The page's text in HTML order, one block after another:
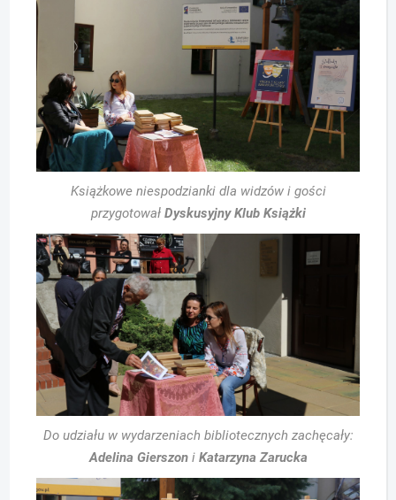
Książkowe niespodzianki dla widzów i gości
przygotował Dyskusyjny Klub Książki
Do udziału w wydarzeniach bibliotecznych zachęcały:
Adelina Gierszoni Katarzyna Zarucka